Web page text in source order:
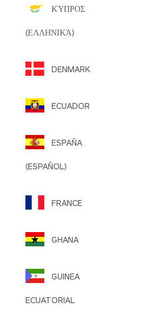
ΚΎΠΡΟΣ
(ΕΛΛΗΝΙΚΆ)
DENMARK
ECUADOR
ESPAÑA
(ESPAÑOL)
FRANCE
GHANA
GUINEA
ECUATORIAL